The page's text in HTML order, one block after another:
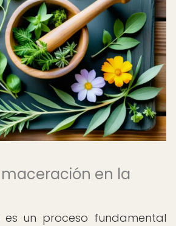
maceración en la
es un proceso fundamental